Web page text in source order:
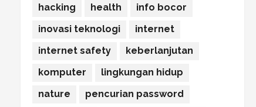
hacking
health
info bocor
inovasi teknologi
internet
internet safety
keberlanjutan
komputer
lingkungan hidup
nature
pencurian password